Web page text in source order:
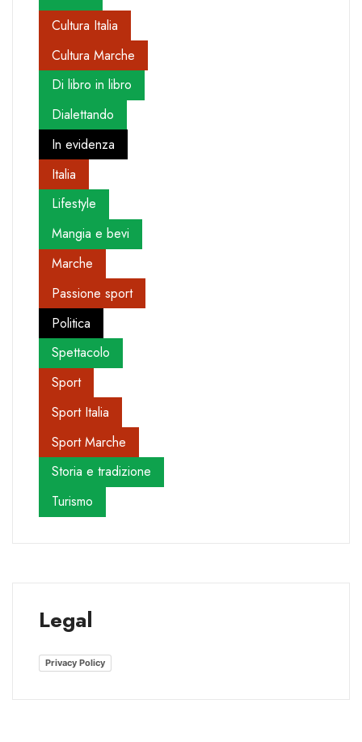
Cultura Italia
Cultura Marche
Di libro in libro
Dialettando
In evidenza
Italia
Lifestyle
Mangia e bevi
Marche
Passione sport
Politica
Spettacolo
Sport
Sport Italia
Sport Marche
Storia e tradizione
Turismo
Legal
Privacy Policy